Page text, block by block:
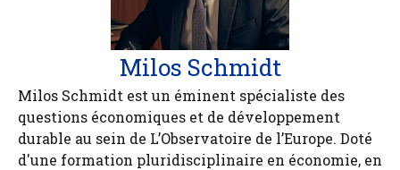
Milos Schmidt
Milos Schmidt est un éminent spécialiste des
questions économiques et de développement
durable au sein de L’Observatoire de l’Europe. Doté
d'une formation pluridisciplinaire en économie, en